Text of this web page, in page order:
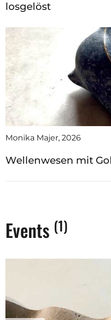
losgelöst
Monika Majer, 2026
Wellenwesen mit
Events (1)